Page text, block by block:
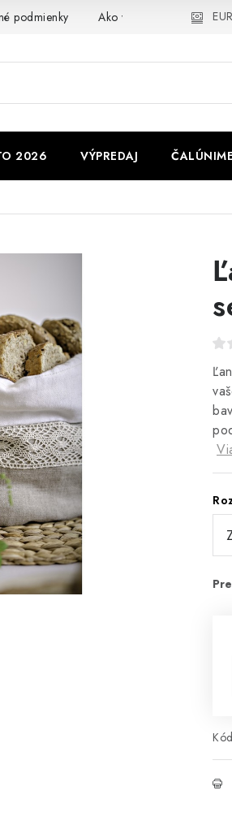
podmienky Ako využíváme cookiesEUR
2026 VÝPREDAJ